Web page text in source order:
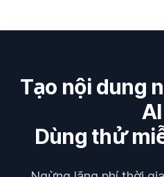
Tạo nội dung
Dùng thử